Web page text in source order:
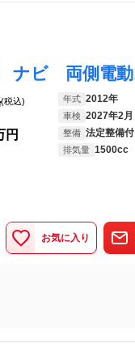
(税込)
円
年式 2012年
車検 2027年2月
整備 法定整備付
排気量 1500cc
お気に入り